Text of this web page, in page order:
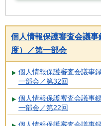
個人情報保護審査会議
度）／第一部会
個人情報保護審査会議事
一部会／第32回
個人情報保護審査会議事
一部会／第22回